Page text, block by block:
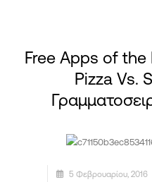
Free Apps of the
Pizza Vs.
5 Φεβρουαρίου, 2016